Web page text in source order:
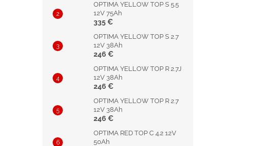
OPTIMA YELLOW TOP S 5.5
12V 75Ah
335 €
OPTIMA YELLOW TOP S 2.7
12V 38Ah
246 €
OPTIMA YELLOW TOP R 2.7J
12V 38Ah
246 €
OPTIMA YELLOW TOP R 2.7
12V 38Ah
246 €
OPTIMA RED TOP C 4.2 12V
50Ah